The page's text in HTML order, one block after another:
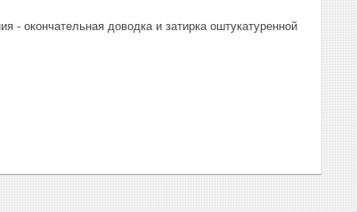
- окончательная доводка и затирка оштукатуренной